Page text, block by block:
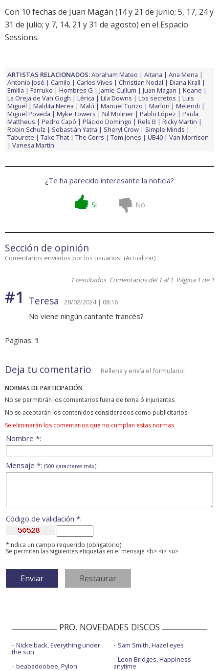
Con 10 fechas de Juan Magán (14 y 21 de junio; 5, 17, 24 y
31 de julio; y 7, 14, 21 y 31 de agosto) en el Espacio
Sessions.
ARTISTAS RELACIONADOS:Abraham Mateo Aitana
Ana Mena
Antonio José
Camilo Carlos Vives Christian Nodal
Diana Krall
Emilia
Farruko Hombres G Jamie Cullum Juan Magan
Keane
La Oreja de Van Gogh
Lérica Lila Downs Los secretos
Luis
Miguel
Maldita Nerea Malú Manuel Turizo Marlon
Melendi
Miguel Poveda
Myke Towers Nil Moliner Pablo López
Paula
Mattheus
Pedro Capó Plácido Domingo Rels B
Ricky Martin
Robin Schulz
Sebastián Yatra Sheryl Crow
Simple Minds
Taburete
Take That The Corrs Tom Jones UB40
Van Morrison
Vanesa Martín
¿Te ha parecido interesante la noticia?
Si No
Sección de opinión
Comentarios enviados por los usuarios! (Actualizar)
1 resultados. Comentarios del 1 al 1. Página 1 de 1
#1 Teresa 28/02/2024 | 08:16
No viene ningún cantante francés?
Páginas: 1
Deja tu comentario Rellena y envía el formulario!
NORMAS DE PARTICIPACIÓN
No se permitirán los comentarios fuera de tema ó injuriantes
No se aceptarán los contenidos considerados como publicitarios
Se eliminarán los comentarios que no cumplan estas normas
Nombre *:
Mensaje *: (500 caracteres máx)
Código de validación *:
*Indica un campo requerido (obligatorio)
Se permiten las siguientes etiquetas en el mensaje <b> <i> <u>
PRO. NOVEDADES DISCOS
Nickelback, Everything under
the sun
beabadoobee, Pylon
Sam Smith, Hazel eyes
Leon Bridges, Happiness
anytime